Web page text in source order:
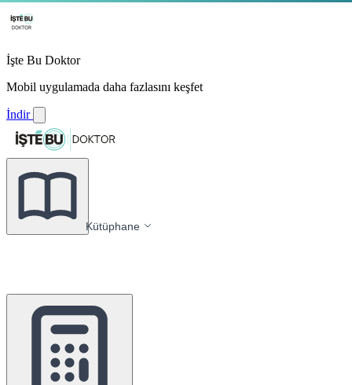
İşte Bu Doktor
Mobil uygulamada daha fazlasını keşfet
İndir
Kütüphane